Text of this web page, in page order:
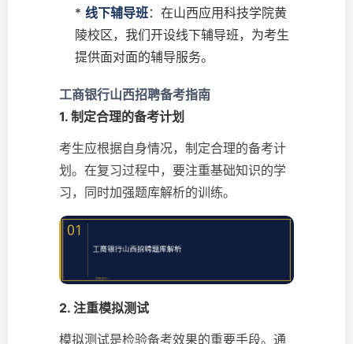
* 线下辅导班：在山西应用科技学院黄
陵校区，我们开设线下辅导班，为考生
提供面对面的辅导服务。
工商银行山西招聘备考指南
1. 制定合理的备考计划
考生应根据自身情况，制定合理的备考计
划。在复习过程中，要注重基础知识的学
习，同时加强题库解析的训练。
2. 注重模拟测试
模拟测试是检验备考效果的重要手段。通